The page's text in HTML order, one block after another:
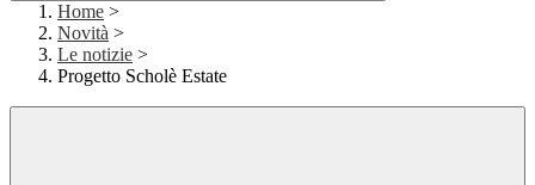
Home >
Novità >
Le notizie >
Progetto Scholè Estate